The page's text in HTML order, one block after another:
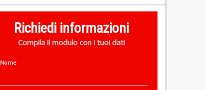
Richiedi informazioni
Compila il modulo con i tuoi dati
Nome